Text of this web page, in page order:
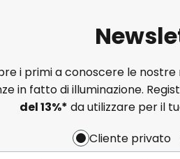
i primi a conoscere le
in fatto di illuminazione.
del13%* da utilizzare per il
Cliente privato